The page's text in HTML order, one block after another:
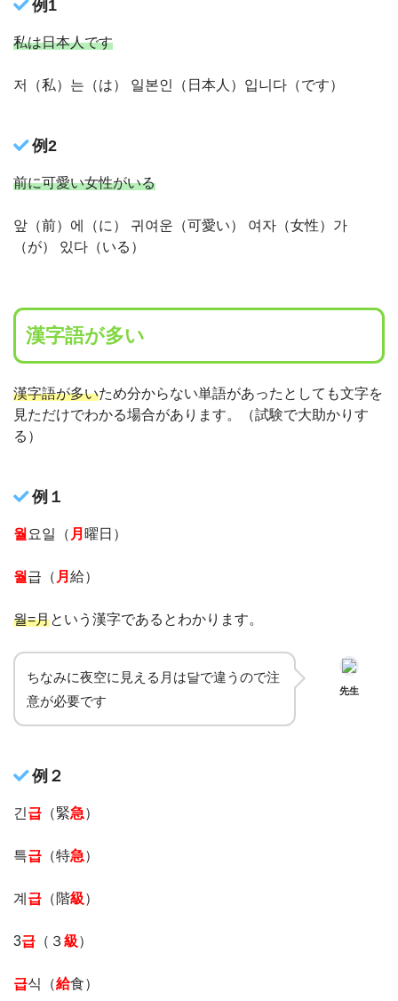
例1
私は日本人です
저（私）는（は） 일본인（日本人）입니다（です）
例2
前に可愛い女性がいる
앞（前）에（に） 귀여운（可愛い） 여자（女性）가
（が） 있다（いる）
漢字語が多い
漢字語が多いため分からない単語があったとしても文字を
見ただけでわかる場合があります。（試験で大助かりす
る）
例１
월 요일（ 月 曜日）
월 급（ 月 給）
월=月という漢字であるとわかります。
ちなみに夜空に見える月は달で違うので注
意が必要です
先生
例２
긴급 （緊急）
특급 （特急）
계 급 （階級）
3급 （３ 級）
급식（給食）